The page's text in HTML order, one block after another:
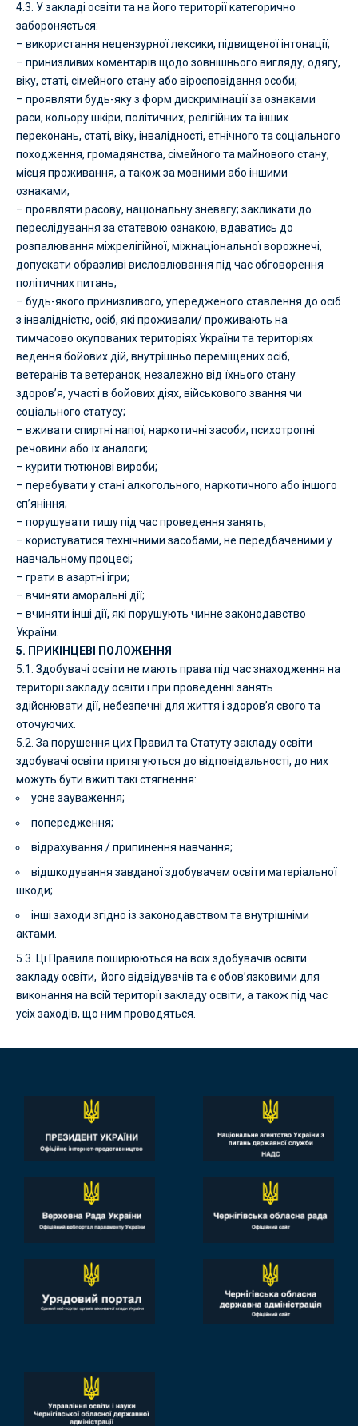
4.3. У закладі освіти та на його території категорично
забороняється:
– використання нецензурної лексики, підвищеної інтонації;
– принизливих коментарів щодо зовнішнього вигляду, одягу,
віку, статі, сімейного стану або віросповідання особи;
– проявляти будь-яку з форм дискримінації за ознаками
раси, кольору шкіри, політичних, релігійних та інших
переконань, статі, віку, інвалідності, етнічного та соціального
походження, громадянства, сімейного та майнового стану,
місця проживання, а також за мовними або іншими
ознаками;
– проявляти расову, національну зневагу; закликати до
переслідування за статевою ознакою, вдаватись до
розпалювання міжрелігійної, міжнаціональної ворожнечі,
допускати образливі висловлювання під час обговорення
політичних питань;
– будь-якого принизливого, упередженого ставлення до осіб
з інвалідністю, осіб, які проживали/ проживають на
тимчасово окупованих територіях України та територіях
ведення бойових дій, внутрішньо переміщених осіб,
ветеранів та ветеранок, незалежно від їхнього стану
здоров’я, участі в бойових діях, військового звання чи
соціального статусу;
– вживати спиртні напої, наркотичні засоби, психотропні
речовини або їх аналоги;
– курити тютюнові вироби;
– перебувати у стані алкогольного, наркотичного або іншого
сп’яніння;
– порушувати тишу під час проведення занять;
– користуватися технічними засобами, не передбаченими у
навчальному процесі;
– грати в азартні ігри;
– вчиняти аморальні дії;
– вчиняти інші дії, які порушують чинне законодавство
України.
5. ПРИКІНЦЕВІ ПОЛОЖЕННЯ
5.1. Здобувачі освіти не мають права під час знаходження на
території закладу освіти і при проведенні занять
здійснювати дії, небезпечні для життя і здоров’я свого та
оточуючих.
5.2. За порушення цих Правил та Статуту закладу освіти
здобувачі освіти притягуються до відповідальності, до них
можуть бути вжиті такі стягнення:
усне зауваження;
попередження;
відрахування / припинення навчання;
відшкодування завданої здобувачем освіти матеріальної
шкоди;
інші заходи згідно із законодавством та внутрішніми
актами.
5.3. Ці Правила поширюються на всіх здобувачів освіти
закладу освіти, його відвідувачів та є обов’язковими для
виконання на всій території закладу освіти, а також під час
усіх заходів, що ним проводяться.